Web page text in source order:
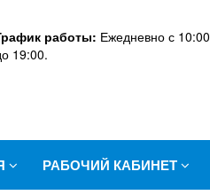
работы: Ежедневно с 10:00
19:00.
РАБОЧИЙ КАБИНЕТ